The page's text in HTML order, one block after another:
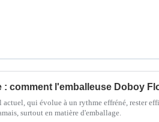
actuel, qui évolue à un rythme effréné, rester
surtout en matière d'emballage.